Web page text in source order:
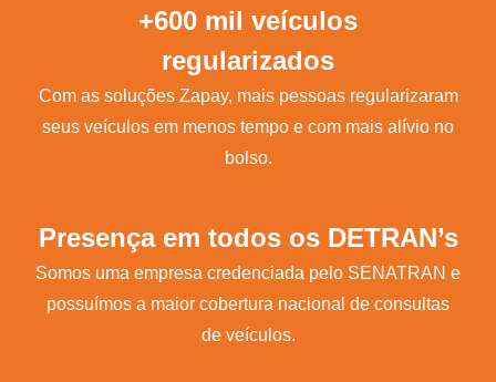
+600 mil veículos
regularizados
Com as soluções Zapay, mais pessoas regularizaram
seus veículos em menos tempo e com mais alívio no
bolso.
Presença em todos os DETRAN’s
Somos uma empresa credenciada pelo SENATRAN e
possuímos a maior cobertura nacional de consultas
de veículos.